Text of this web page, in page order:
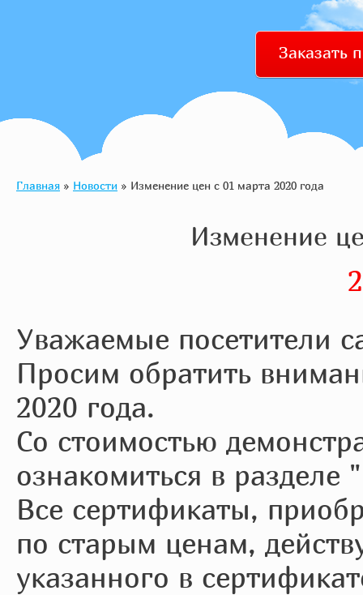
Заказать
Главная » Новости » Изменение цен с 01 марта 2020 года
Изменение
Уважаемые посетители
Просим обратить
2020 года.
Со стоимостью
ознакомиться в
Все сертификаты,
по старым ценам,
указанного в